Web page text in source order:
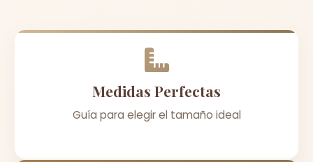
Medidas Perfectas
Guía para elegir el tamaño ideal